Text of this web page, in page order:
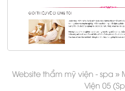
Website thẩm mỹ viện - spa »
Viện 05